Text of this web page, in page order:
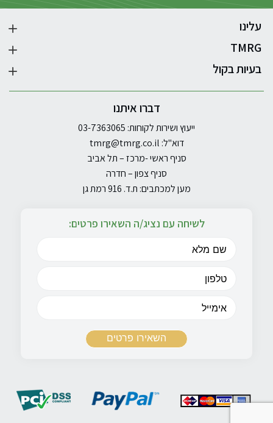
עלינו
TMRG
בעיות בקול
דברו איתנו
ייעוץ ושירות לקוחות: 03-7363065
דוא"ל: tmrg@tmrg.co.il
סניף ראשי -מרכז – תל אביב
סניף צפון – חדרה
מען למכתבים: ת.ד. 916 רמת גן
לשיחה עם נציג/ה השאירו פרטים: